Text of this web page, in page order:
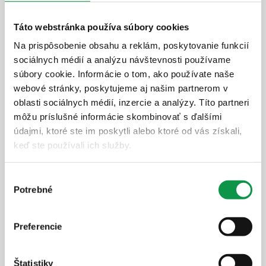
Táto webstránka používa súbory cookies
Na prispôsobenie obsahu a reklám, poskytovanie funkcií
sociálnych médií a analýzu návštevnosti používame
súbory cookie. Informácie o tom, ako používate naše
webové stránky, poskytujeme aj našim partnerom v
oblasti sociálnych médií, inzercie a analýzy. Títo partneri
môžu príslušné informácie skombinovať s ďalšími
údajmi, ktoré ste im poskytli alebo ktoré od vás získali,
keď ste používali ich služby.
súhlasu
Potrebné
Preferencie
Štatistiky
GARDEON® Záhradný domček s
garážovou bránou Hörmann a pravým
prístreškom
3 m x 2 m+ prístrešok